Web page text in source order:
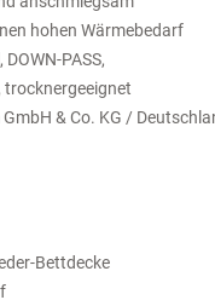
hohen Wärmebedarf
DOWN-PASS,
& Co. KG /
Bettdecke